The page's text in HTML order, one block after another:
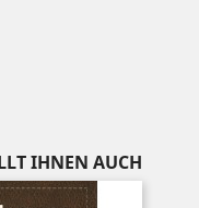
IHNEN AUCH